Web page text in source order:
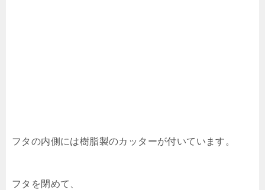
フタの内側には樹脂製のカッターが付いています。
フタを閉めて、